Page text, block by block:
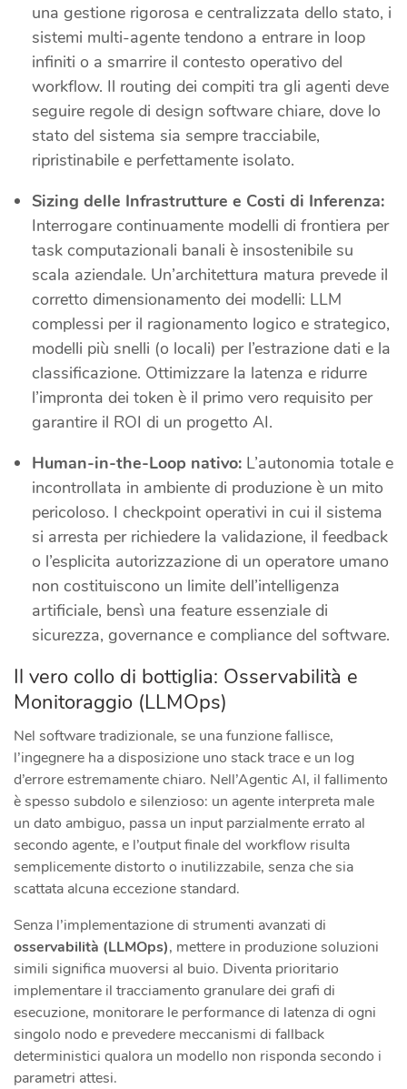
una gestione rigorosa e centralizzata dello stato, i
sistemi multi-agente tendono a entrare in loop
infiniti o a smarrire il contesto operativo del
workflow. Il routing dei compiti tra gli agenti deve
seguire regole di design software chiare, dove lo
stato del sistema sia sempre tracciabile,
ripristinabile e perfettamente isolato.
Sizing delle Infrastrutture e Costi di Inferenza:
Interrogare continuamente modelli di frontiera per
task computazionali banali è insostenibile su
scala aziendale. Un’architettura matura prevede il
corretto dimensionamento dei modelli: LLM
complessi per il ragionamento logico e strategico,
modelli più snelli (o locali) per l’estrazione dati e la
classificazione. Ottimizzare la latenza e ridurre
l’impronta dei token è il primo vero requisito per
garantire il ROI di un progetto AI.
Human-in-the-Loop nativo: L’autonomia totale e
incontrollata in ambiente di produzione è un mito
pericoloso. I checkpoint operativi in cui il sistema
si arresta per richiedere la validazione, il feedback
o l’esplicita autorizzazione di un operatore umano
non costituiscono un limite dell’intelligenza
artificiale, bensì una feature essenziale di
sicurezza, governance e compliance del software.
Il vero collo di bottiglia: Osservabilità e
Monitoraggio (LLMOps)
Nel software tradizionale, se una funzione fallisce,
l’ingegnere ha a disposizione uno stack trace e un log
d’errore estremamente chiaro. Nell’Agentic AI, il fallimento
è spesso subdolo e silenzioso: un agente interpreta male
un dato ambiguo, passa un input parzialmente errato al
secondo agente, e l’output finale del workflow risulta
semplicemente distorto o inutilizzabile, senza che sia
scattata alcuna eccezione standard.
Senza l’implementazione di strumenti avanzati di
osservabilità (LLMOps), mettere in produzione soluzioni
simili significa muoversi al buio. Diventa prioritario
implementare il tracciamento granulare dei grafi di
esecuzione, monitorare le performance di latenza di ogni
singolo nodo e prevedere meccanismi di fallback
deterministici qualora un modello non risponda secondo i
parametri attesi.